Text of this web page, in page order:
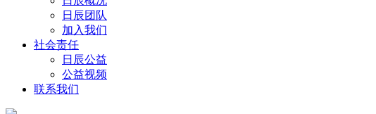
日辰团队
加入我们
社会责任
日辰公益
公益视频
联系我们